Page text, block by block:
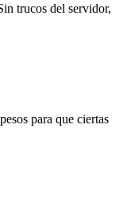
trucos del servidor,
para que ciertas